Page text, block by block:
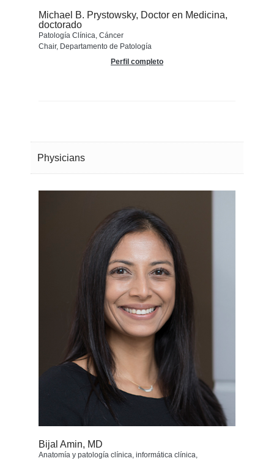
Michael B. Prystowsky, Doctor en Medicina,
doctorado
Patología Clínica, Cáncer
Chair, Departamento de Patología
Perfil completo
Physicians
Bijal Amin, MD
Anatomía y patología clínica, informática clínica,